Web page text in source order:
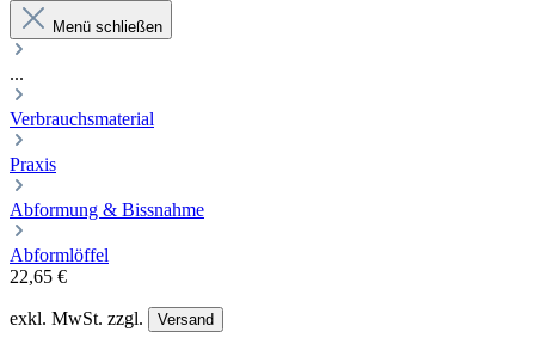
Menü schließen
...
Verbrauchsmaterial
Praxis
Abformung & Bissnahme
Abformlöffel
22,65 €
exkl. MwSt. zzgl. Versand